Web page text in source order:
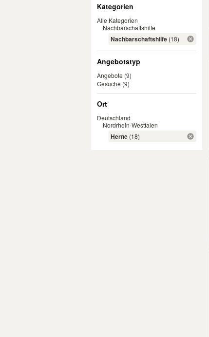
Kategorien
Alle Kategorien
Nachbarschaftshilfe
Nachbarschaftshilfe (18)
Angebotstyp
Angebote (9)
Gesuche (9)
Ort
Deutschland
Nordrhein-Westfalen
Herne (18)